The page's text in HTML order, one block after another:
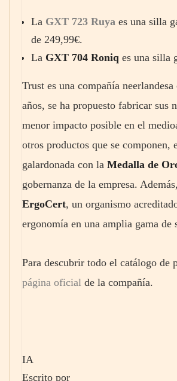
La GXT 723 Ruya es una silla
de 249,99€.
La GXT 704 Roniq es una silla
Trust es una compañía
años, se ha propuesto fabricar sus
menor impacto posible en el
otros productos que se
galardonada con la Medalla de
gobernanza de la empresa.
ErgoCert, un organismo
ergonomía en una amplia gama de
Para descubrir todo el catálogo de
página oficial de la compañía.
IA
Escrito por